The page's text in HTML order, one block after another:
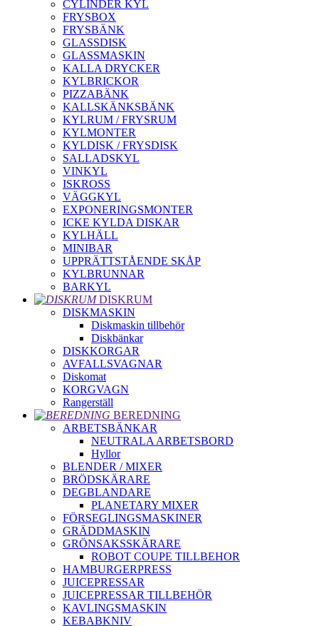
CYLINDER KYL
FRYSBOX
FRYSBÄNK
GLASSDISK
GLASSMASKIN
KALLA DRYCKER
KYLBRICKOR
PIZZABÄNK
KALLSKÄNKSBÄNK
KYLRUM / FRYSRUM
KYLMONTER
KYLDISK / FRYSDISK
SALLADSKYL
VINKYL
ISKROSS
VÄGGKYL
EXPONERINGSMONTER
ICKE KYLDA DISKAR
KYLHÄLL
MINIBAR
UPPRÄTTSTÅENDE SKÅP
KYLBRUNNAR
BARKYL
DISKRUM
DISKMASKIN
Diskmaskin tillbehör
Diskbänkar
DISKKORGAR
AVFALLSVAGNAR
Diskomat
KORGVAGN
Rangerställ
BEREDNING
ARBETSBÄNKAR
NEUTRALA ARBETSBORD
Hyllor
BLENDER / MIXER
BRÖDSKÄRARE
DEGBLANDARE
PLANETARY MIXER
FÖRSEGLINGSMASKINER
GRÄDDMASKIN
GRÖNSAKSSKÄRARE
ROBOT COUPE TILLBEHOR
HAMBURGERPRESS
JUICEPRESSAR
JUICEPRESSAR TILLBEHÖR
KAVLINGSMASKIN
KEBABKNIV